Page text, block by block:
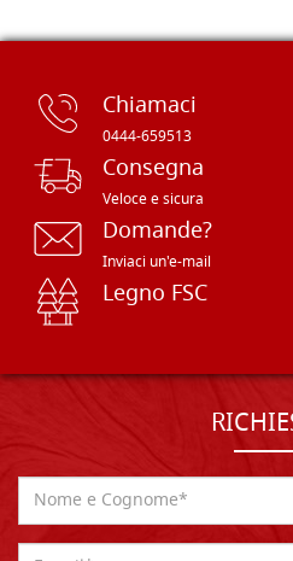
Chiamaci
0444-659513
Consegna
Veloce e sicura
Domande?
Inviaci un'e-mail
Legno FSC